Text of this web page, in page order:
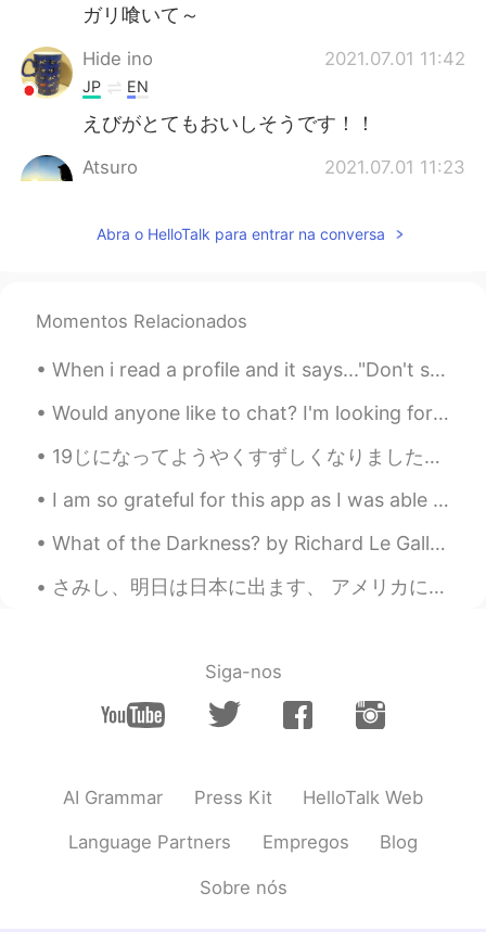
ガリ喰いて～
Hide ino 2021.07.01 11:42
JP EN
えびがとてもおいしそうです！！
Atsuro 2021.07.01 11:23
これはとても新鮮ですね It looks like fresh.
JP EN
石垣島に今住んでるんだけど石垣島オスス
メだよー🤗
2021.07.01 11:06
JP EN
寿司ネタが完璧すぎますね😍👏
Takayan 2021.07.01 10:53
今年も帰れないのは残念ですね🥺去年は神
EN
代わりに、どこかのリゾート🏝で一週
間のんびりしたいです。
人が多かったので、持ち帰りし
Abra o HelloTalk para entrar na conversa
Momentos Relacionados
When i read a profile and it says..."Don't send me a msg saying hi, hello, how are you?" etc with...
Would anyone like to chat? I'm looking for someone who wants to learn English and can help me wit...
19じになってようやくすずしくなりました。- It has finally cooled off at 7pm. This is another episode in my road trip...
I am so grateful for this app as I was able to meet one of my best friends💗 親友の一人に会えたので、このアプリにとても...
What of the Darkness? by Richard Le Gallienne. To the Happy Dead People Part 2 of 2. Out of th...
さみし、明日は日本に出ます、 アメリカに帰る、 日本人はとても優しな人 たのしかった I’m going to miss living in Japan! It was fun. Hopef...
Siga-nos
AI Grammar Press Kit HelloTalk Web
Language Partners Empregos Blog
Sobre nós